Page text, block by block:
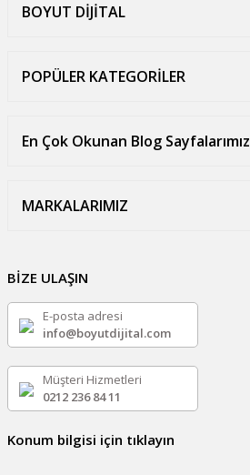
BOYUT DİJİTAL
POPÜLER KATEGORİLER
En Çok Okunan Blog Sayfalarımız
MARKALARIMIZ
BİZE ULAŞIN
E-posta adresi
info@boyutdijital.com
Müşteri Hizmetleri
0212 236 84 11
Konum bilgisi için tıklayın